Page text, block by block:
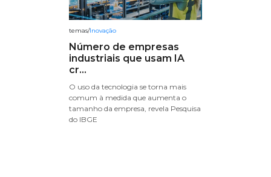
temas/Inovação
Número de empresas
industriais que usam IA
cr...
O uso da tecnologia se torna mais
comum à medida que aumenta o
tamanho da empresa, revela Pesquisa
do IBGE